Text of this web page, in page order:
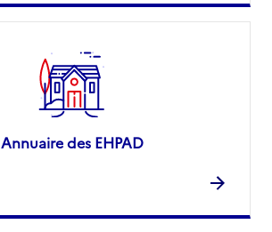
Annuaire des EHPAD